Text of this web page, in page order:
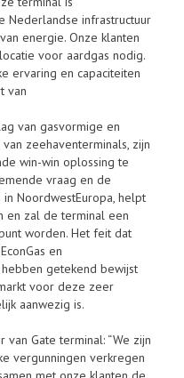
Nederlandse infrastructuur
energie. Onze klanten
voor aardgas nodig.
ervaring en capaciteiten
van
van gasvormige en
zeehaventerminals, zijn
win-win oplossing te
vraag en de
NoordwestEuropa, helpt
en zal de terminal een
worden. Het feit dat
en
getekend bewijst
voor deze zeer
aanwezig is.
van Gate terminal: “We zijn
vergunningen verkregen